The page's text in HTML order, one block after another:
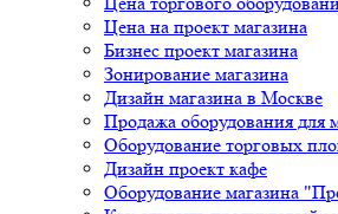
Цена на проект магазина
Бизнес проект магазина
Зонирование магазина
Дизайн магазина в Москве
Продажа оборудования для
Оборудование торговых
Дизайн проект кафе
Оборудование магазина